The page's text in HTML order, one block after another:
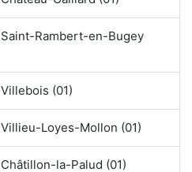
Rambert-en-Bugey
(01)
Loyes-Mollon (01)
la-Palud (01)